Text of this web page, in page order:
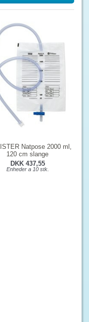
Natpose 2000 ml,
120 cm slange
DKK 437,55
Enheder a 10 stk.